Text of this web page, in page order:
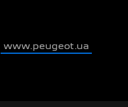
www.peugeot.ua